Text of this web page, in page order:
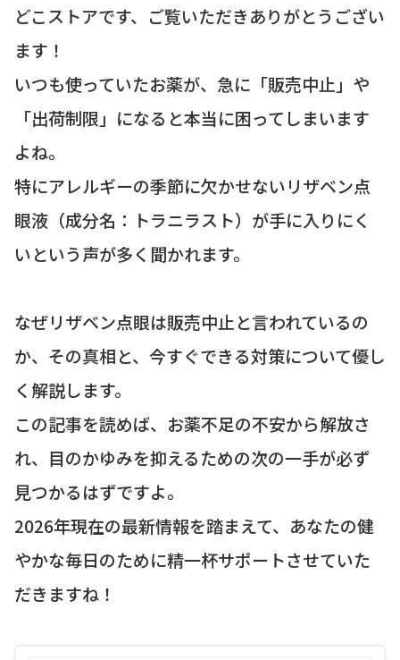
どこストアです、ご覧いただきありがとうござい
ます！
いつも使っていたお薬が、急に「販売中止」や
「出荷制限」になると本当に困ってしまいます
よね。
特にアレルギーの季節に欠かせないリザベン点
眼液（成分名：トラニラスト）が手に入りにく
いという声が多く聞かれます。
なぜリザベン点眼は販売中止と言われているの
か、その真相と、今すぐできる対策について優し
く解説します。
この記事を読めば、お薬不足の不安から解放さ
れ、目のかゆみを抑えるための次の一手が必ず
見つかるはずですよ。
2026年現在の最新情報を踏まえて、あなたの健
やかな毎日のために精一杯サポートさせていた
だきますね！